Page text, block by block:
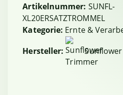
Artikelnummer: SUNFL-
XL20ERSATZTROMMEL
Kategorie: Ernte &
Hersteller: